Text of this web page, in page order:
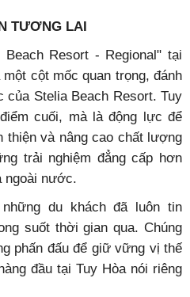
TƯƠNG LAI
Resort - Regional" tại
cột mốc quan trọng, đánh
của Stelia Beach Resort. Tuy
cuối, mà là động lực để
thiện và nâng cao chất lượng
trải nghiệm đẳng cấp hơn
ngoài nước.
du khách đã luôn tin
suốt thời gian qua. Chúng
phấn đấu để giữ vững vị thế
đầu tại Tuy Hòa nói riêng